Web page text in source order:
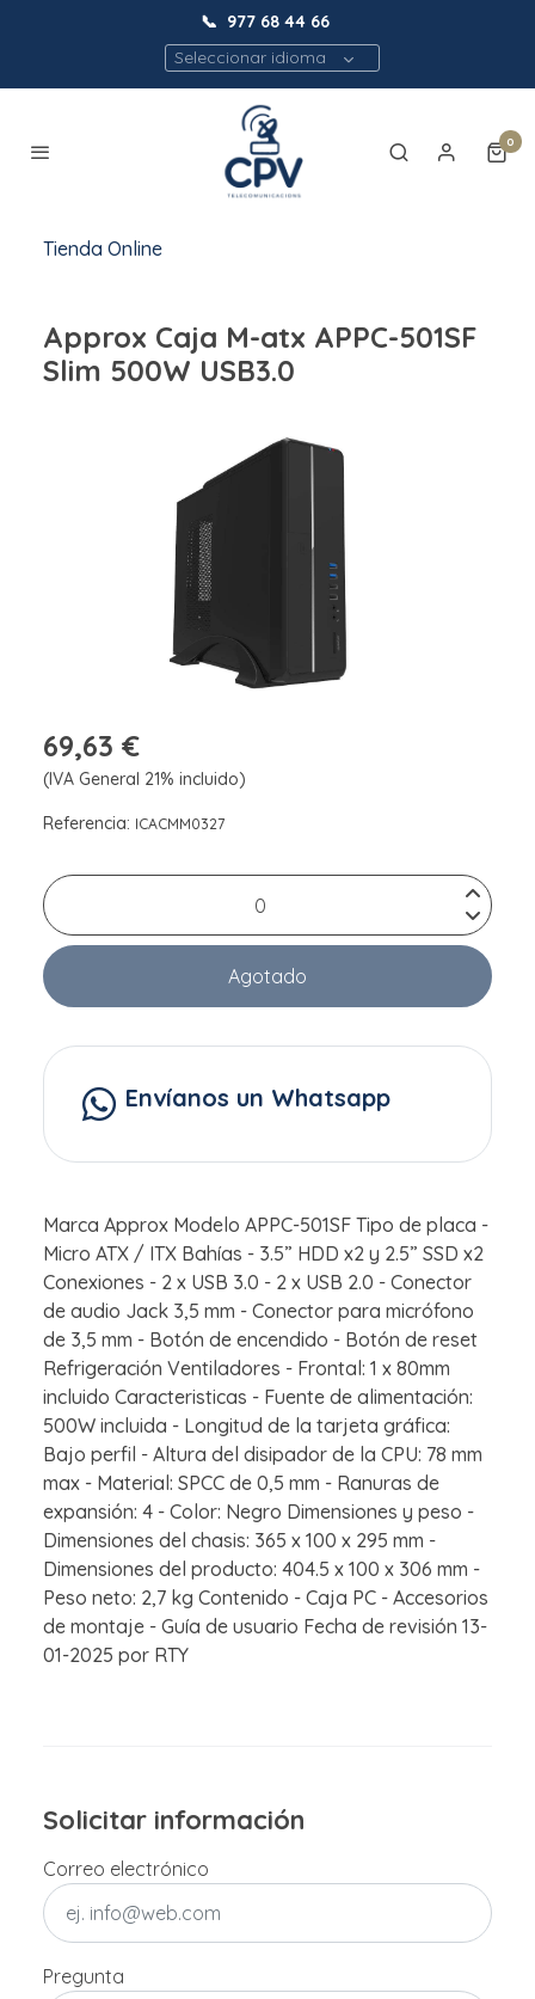
📞 977 68 44 66
Seleccionar idioma
0
Tienda Online
Approx Caja M-atx APPC-501SF
Slim 500W USB3.0
69,63 €
(IVA General 21% incluido)
Referencia: ICACMM0327
Agotado
Envíanos un Whatsapp
Marca Approx Modelo APPC-501SF Tipo de placa -
Micro ATX / ITX Bahías - 3.5” HDD x2 y 2.5” SSD x2
Conexiones - 2 x USB 3.0 - 2 x USB 2.0 - Conector
de audio Jack 3,5 mm - Conector para micrófono
de 3,5 mm - Botón de encendido - Botón de reset
Refrigeración Ventiladores - Frontal: 1 x 80mm
incluido Caracteristicas - Fuente de alimentación:
500W incluida - Longitud de la tarjeta gráfica:
Bajo perfil - Altura del disipador de la CPU: 78 mm
max - Material: SPCC de 0,5 mm - Ranuras de
expansión: 4 - Color: Negro Dimensiones y peso -
Dimensiones del chasis: 365 x 100 x 295 mm -
Dimensiones del producto: 404.5 x 100 x 306 mm -
Peso neto: 2,7 kg Contenido - Caja PC - Accesorios
de montaje - Guía de usuario Fecha de revisión 13-
01-2025 por RTY
Solicitar información
Correo electrónico
Pregunta